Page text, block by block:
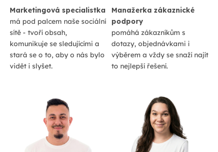
Marketingová specialistka
má pod palcem naše sociální
sítě - tvoří obsah,
komunikuje se sledujícími a
stará se o to, aby o nás bylo
vidět i slyšet.
Manažerka zákaznické
podpory
pomáhá zákazníkům s
dotazy, objednávkami i
výběrem a vždy se snaží najít
to nejlepší řešení.